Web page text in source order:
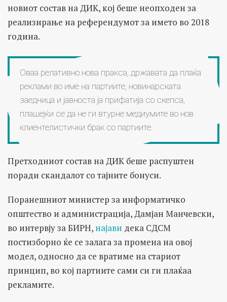
новиот состав на ДИК, кој беше неопходен за
реализирање на референдумот за името во 2018
година.
Оваа релативно нова пракса, државата да плаќа
реклами во име на партиите, новинарската
заедница и јавноста ја прифатија со скепса,
плашејќи се да не ги втурне медиумите во нов
клиентелистички брак со партиите.
Претходниот состав на ДИК беше распуштен
поради скандалот со тајните бонуси.
Поранешниот министер за информатичко
општество и администрација, Дамјан Манчевски,
во интервју за БИРН, најави дека СДСМ
постизборно ќе се залага за промена на овој
модел, односно да се вратиме на стариот
принцип, во кој партиите сами си ги плаќаа
рекламите.